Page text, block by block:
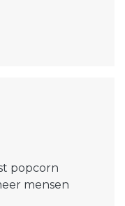
popcorn
mensen